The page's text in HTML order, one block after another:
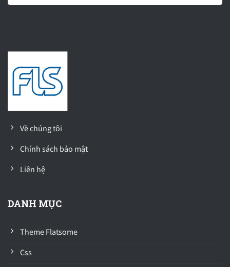
Về chúng tôi
Chính sách bảo mật
Liên hệ
DANH MỤC
Theme Flatsome
Css